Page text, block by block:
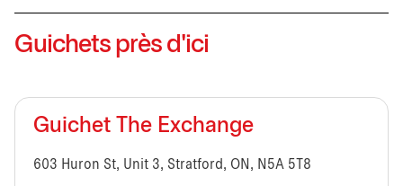
Guichets près d'ici
Guichet The Exchange
603 Huron St, Unit 3, Stratford, ON, N5A 5T8